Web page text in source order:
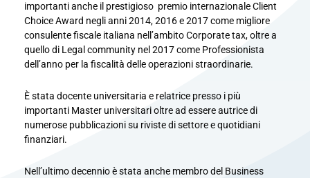
importanti anche il prestigioso premio internazionale Client
Choice Award negli anni 2014, 2016 e 2017 come migliore
consulente fiscale italiana nell’ambito Corporate tax, oltre a
quello di Legal community nel 2017 come Professionista
dell’anno per la fiscalità delle operazioni straordinarie.
È stata docente universitaria e relatrice presso i più
importanti Master universitari oltre ad essere autrice di
numerose pubblicazioni su riviste di settore e quotidiani
finanziari.
Nell’ultimo decennio è stata anche membro del Business